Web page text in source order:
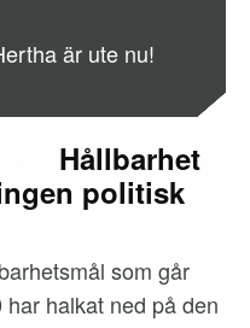
är ute nu!
Hållbarhet
politisk
som går
halkat ned på den